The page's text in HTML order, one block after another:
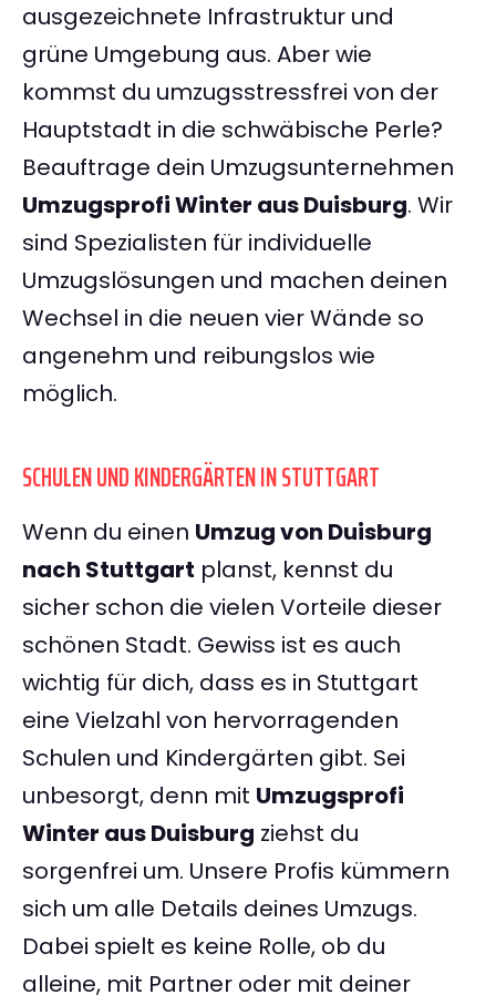
ausgezeichnete Infrastruktur und
grüne Umgebung aus. Aber wie
kommst du umzugsstressfrei von der
Hauptstadt in die schwäbische Perle?
Beauftrage dein Umzugsunternehmen
Umzugsprofi Winter aus Duisburg. Wir
sind Spezialisten für individuelle
Umzugslösungen und machen deinen
Wechsel in die neuen vier Wände so
angenehm und reibungslos wie
möglich.
SCHULEN UND KINDERGÄRTEN IN STUTTGART
Wenn du einen Umzug von Duisburg
nach Stuttgart planst, kennst du
sicher schon die vielen Vorteile dieser
schönen Stadt. Gewiss ist es auch
wichtig für dich, dass es in Stuttgart
eine Vielzahl von hervorragenden
Schulen und Kindergärten gibt. Sei
unbesorgt, denn mit Umzugsprofi
Winter aus Duisburg ziehst du
sorgenfrei um. Unsere Profis kümmern
sich um alle Details deines Umzugs.
Dabei spielt es keine Rolle, ob du
alleine, mit Partner oder mit deiner